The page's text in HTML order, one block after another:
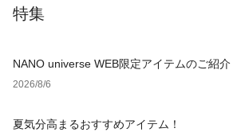
特集
NANO universe WEB限定アイテムのご紹介
2026/8/6
夏気分高まるおすすめアイテム！